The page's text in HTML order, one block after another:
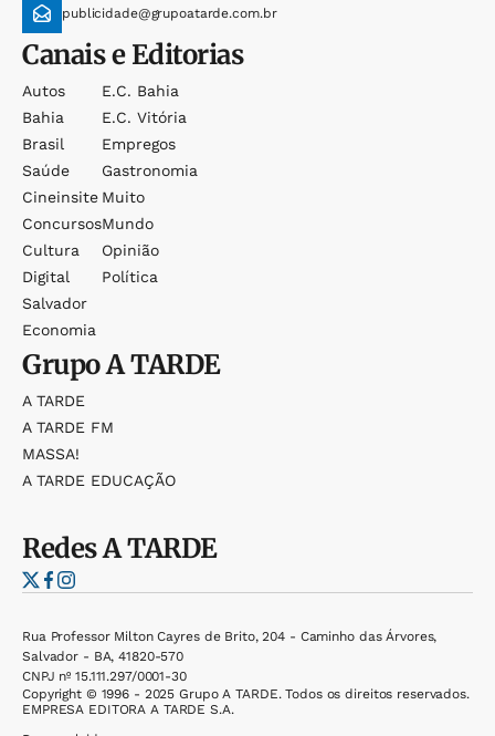
publicidade@grupoatarde.com.br
Canais e Editorias
Autos
Bahia
Brasil
Saúde
Cineinsite
Concursos
Cultura
Digital
Salvador
Economia
E.c. Bahia
E.c. Vitória
Empregos
Gastronomia
Muito
Mundo
Opinião
Política
GrupoA TARDE
A TARDE
A TARDE FM
MASSA!
A TARDE EDUCAÇÃO
RedesA TARDE
Rua Professor Milton Cayres de Brito, 204 - Caminho das Árvores,
Salvador - BA, 41820-570
CNPJ nº 15.111.297/0001-30
Copyright © 1996 - 2025 Grupo A TARDE. Todos os direitos reservados.
EMPRESA EDITORA A TARDE S.A.